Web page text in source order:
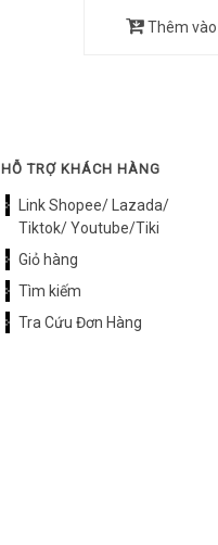
Thêm vào
HỖ TRỢ KHÁCH HÀNG
Link Shopee/ Lazada/
Tiktok/ Youtube/Tiki
Giỏ hàng
Tìm kiếm
Tra Cứu Đơn Hàng